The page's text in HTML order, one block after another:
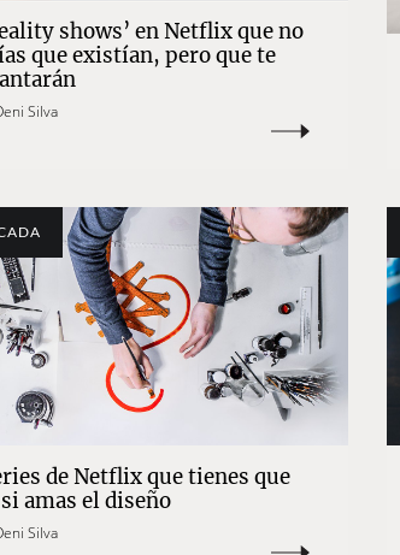
shows’ en Netflix que no
que existían, pero que te
Silva
de Netflix que tienes que
amas el diseño
Silva